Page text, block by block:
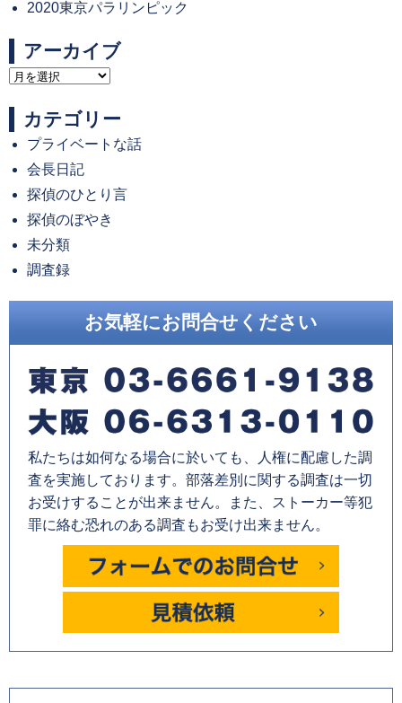
2020東京パラリンピック
アーカイブ
ア
イ
ブ
カテゴリー
プライベートな話
会長日記
探偵のひとり言
探偵のぼやき
未分類
調査録
お気軽にお問合せください
私たちは如何なる場合に於いても、人権に配慮した調
査を実施しております。部落差別に関する調査は一切
お受けすることが出来ません。また、ストーカー等犯
罪に絡む恐れのある調査もお受け出来ません。